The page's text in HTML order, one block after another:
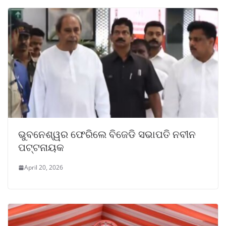
ଭୁବନେଶ୍ୱର ଫେରିଲେ ବିଜେଡି ସଭାପତି ନବୀନ
ପଟ୍ଟନାୟକ
April 20, 2026